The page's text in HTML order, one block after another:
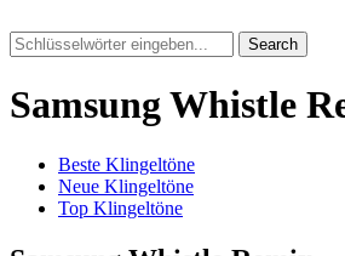
Search
Samsung Whistle
Beste Klingeltöne
Neue Klingeltöne
Top Klingeltöne